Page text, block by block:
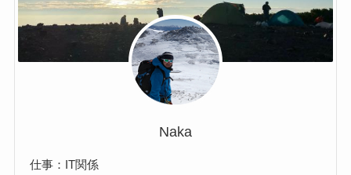
Naka
仕事：IT関係